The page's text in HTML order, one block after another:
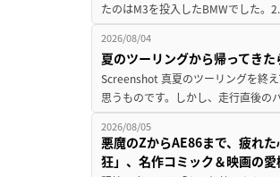
たのはM3を投入したBMWでした。
2026/08/04
夏のツーリングから帰ってき
Screenshot 真夏のツーリングを終
思うものです。しかし、走行直後
2026/08/05
悪魔のZからAE86まで、疲れ
狂」、名作コミック＆映画の